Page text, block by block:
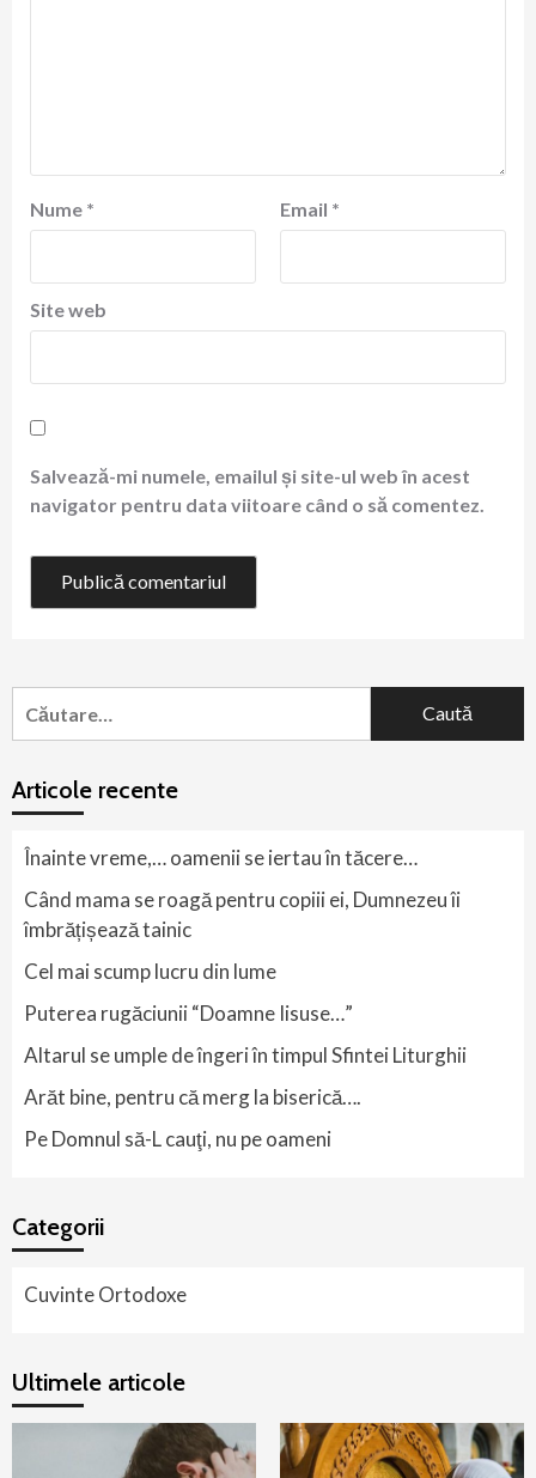
Nume * Email *
Site web
Salvează-mi numele, emailul și site-ul web în acest
navigator pentru data viitoare când o să comentez.
după:
Articole recente
Înainte vreme,… oamenii se iertau în tăcere…
Când mama se roagă pentru copiii ei, Dumnezeu îi
îmbrățișează tainic
Cel mai scump lucru din lume
Puterea rugăciunii “Doamne Iisuse…”
Altarul se umple de îngeri în timpul Sfintei Liturghii
Arăt bine, pentru că merg la biserică….
Pe Domnul să-L cauţi, nu pe oameni
Categorii
Cuvinte Ortodoxe
Ultimele articole